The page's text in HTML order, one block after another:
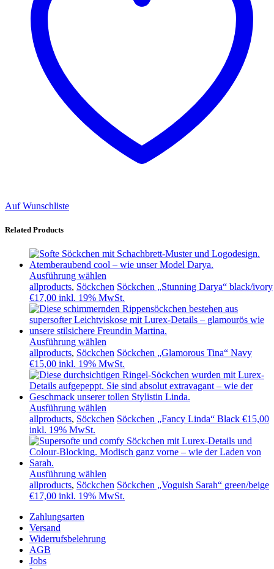
Auf Wunschliste
Related Products
Ausführung wählen
allproducts, Söckchen Söckchen „Stunning Darya“ black/ivory
€17,00 inkl. 19% MwSt.
Ausführung wählen
allproducts, Söckchen Söckchen „Glamorous Tina“ Navy
€15,00 inkl. 19% MwSt.
Ausführung wählen
allproducts, Söckchen Söckchen „Fancy Linda“ Black €15,00
inkl. 19% MwSt.
Ausführung wählen
allproducts, Söckchen Söckchen „Voguish Sarah“ green/beige
€17,00 inkl. 19% MwSt.
Zahlungsarten
Versand
Widerrufsbelehrung
AGB
Jobs